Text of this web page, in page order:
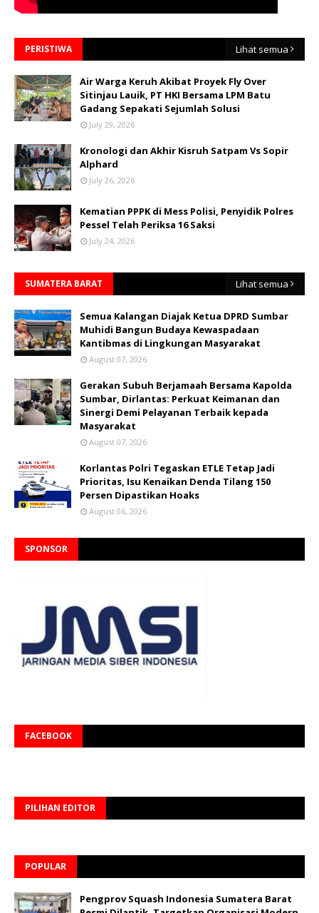
PERISTIWA Lihat semua
Air Warga Keruh Akibat Proyek Fly Over
Sitinjau Lauik, PT HKI Bersama LPM Batu
Gadang Sepakati Sejumlah Solusi
July 29, 2026
Kronologi dan Akhir Kisruh Satpam Vs Sopir
Alphard
July 26, 2026
Kematian PPPK di Mess Polisi, Penyidik Polres
Pessel Telah Periksa 16 Saksi
July 24, 2026
SUMATERA BARAT Lihat semua
Semua Kalangan Diajak Ketua DPRD Sumbar
Muhidi Bangun Budaya Kewaspadaan
Kantibmas di Lingkungan Masyarakat
August 07, 2026
Gerakan Subuh Berjamaah Bersama Kapolda
Sumbar, Dirlantas: Perkuat Keimanan dan
Sinergi Demi Pelayanan Terbaik kepada
Masyarakat
August 07, 2026
Korlantas Polri Tegaskan ETLE Tetap Jadi
Prioritas, Isu Kenaikan Denda Tilang 150
Persen Dipastikan Hoaks
August 06, 2026
SPONSOR
FACEBOOK
PILIHAN EDITOR
POPULAR
Pengprov Squash Indonesia Sumatera Barat